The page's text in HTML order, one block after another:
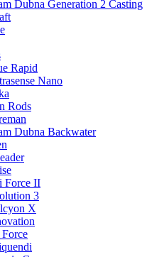
Dubna Generation 2 Casting
Rapid
Nano
Rods
Dubna Backwater
Force II
3
X